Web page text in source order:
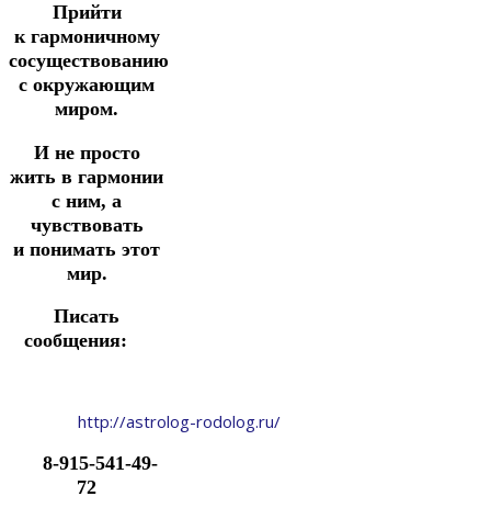
Прийти
к гармоничному
сосуществованию
с окружающим
миром.
И не просто
жить в гармонии
с ним, а
чувствовать
и понимать этот
мир.
Писать
сообщения:
http://astrolog-rodolog.ru/
8-915-541-49-
72